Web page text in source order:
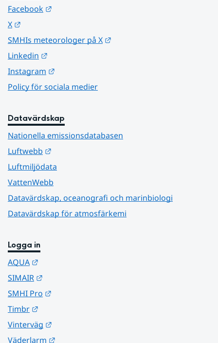
Facebook
X
SMHIs meteorologer på X
Linkedin
Instagram
Policy för sociala medier
Datavärdskap
Nationella emissionsdatabasen
Luftwebb
Luftmiljödata
VattenWebb
Datavärdskap, oceanografi och marinbiologi
Datavärdskap för atmosfärkemi
Logga in
AQUA
SIMAIR
SMHI Pro
Timbr
Vinterväg
Väderlarm